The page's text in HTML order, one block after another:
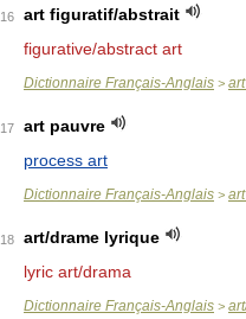
16
art figuratif/abstrait
figurative/abstract art
Dictionnaire Français-Anglais >
17
art pauvre
process art
Dictionnaire Français-Anglais >
18
art/drame lyrique
lyric art/drama
Dictionnaire Français-Anglais >